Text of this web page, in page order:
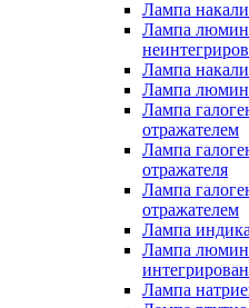
Лампа
Лампа
Лампа
Лампа
Лампа
отражателем
Лампа
отражателя
Лампа
отражателем
Лампа
Лампа
Лампа